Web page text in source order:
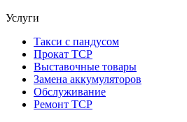
Услуги
Такси с пандусом
Прокат ТСР
Выставочные товары
Замена аккумуляторов
Обслуживание
Ремонт ТСР